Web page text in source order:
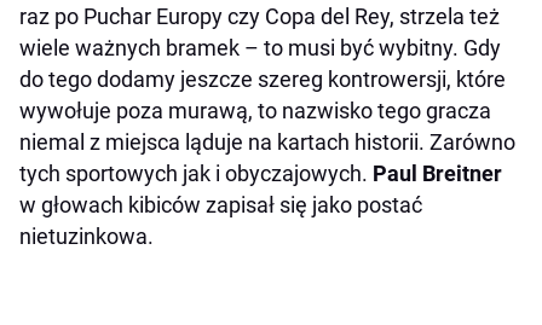
raz po Puchar Europy czy Copa del Rey, strzela też
wiele ważnych bramek – to musi być wybitny. Gdy
do tego dodamy jeszcze szereg kontrowersji, które
wywołuje poza murawą, to nazwisko tego gracza
niemal z miejsca ląduje na kartach historii. Zarówno
tych sportowych jak i obyczajowych. Paul Breitner
w głowach kibiców zapisał się jako postać
nietuzinkowa.